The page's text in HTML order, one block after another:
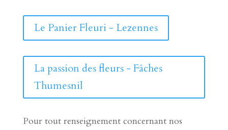
Le Panier Fleuri - Lezennes
La passion des fleurs - Fâches
Thumesnil
Pour tout renseignement concernant nos